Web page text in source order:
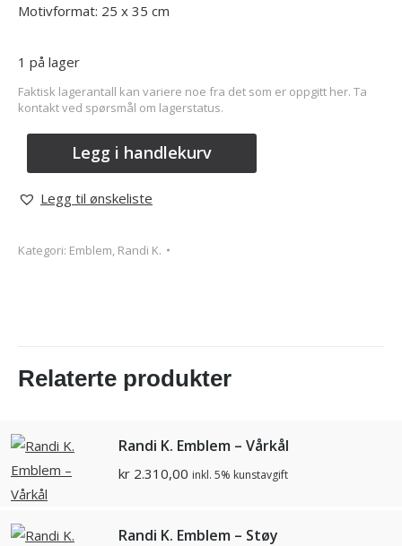
Motivformat: 25 x 35 cm
1 på lager
Faktisk lagerantall kan variere noe fra det som er oppgitt her. Ta
kontakt ved spørsmål om lagerstatus.
Legg i handlekurv
Legg til ønskeliste
Kategori: Emblem, Randi K.
Relaterte produkter
Randi K. Emblem – Vårkål
kr 2.310,00 inkl. 5% kunstavgift
Randi K. Emblem – Støy